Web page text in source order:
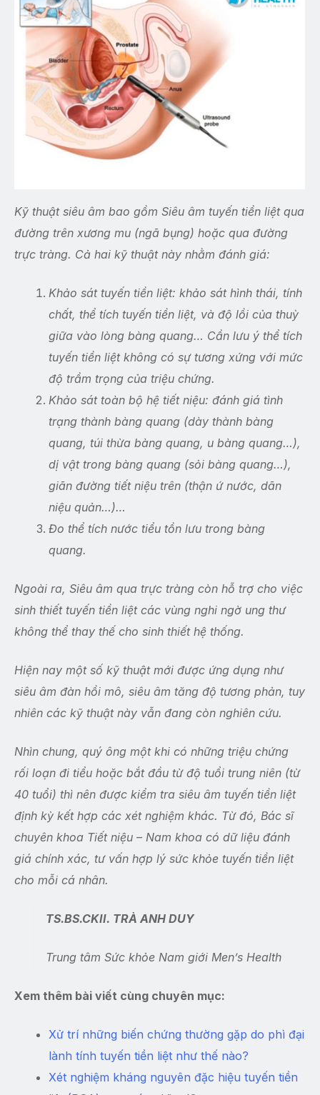
Kỹ thuật siêu âm bao gồm Siêu âm tuyến tiền liệt qua
đường trên xương mu (ngã bụng) hoặc qua đường
trực tràng. Cả hai kỹ thuật này nhằm đánh giá:
Khảo sát tuyến tiền liệt: khảo sát hình thái, tính
chất, thể tích tuyến tiền liệt, và độ lồi của thuỳ
giữa vào lòng bàng quang… Cần lưu ý thể tích
tuyến tiền liệt không có sự tương xứng với mức
độ trầm trọng của triệu chứng.
Khảo sát toàn bộ hệ tiết niệu: đánh giá tình
trạng thành bàng quang (dày thành bàng
quang, túi thừa bàng quang, u bàng quang…),
dị vật trong bàng quang (sỏi bàng quang…),
giãn đường tiết niệu trên (thận ứ nước, dãn
niệu quản…)…
Đo thể tích nước tiểu tồn lưu trong bàng
quang.
Ngoài ra, Siêu âm qua trực tràng còn hỗ trợ cho việc
sinh thiết tuyến tiền liệt các vùng nghi ngờ ung thư
không thể thay thế cho sinh thiết hệ thống.
Hiện nay một số kỹ thuật mới được ứng dụng như
siêu âm đàn hồi mô, siêu âm tăng độ tương phản, tuy
nhiên các kỹ thuật này vẫn đang còn nghiên cứu.
Nhìn chung, quý ông một khi có những triệu chứng
rối loạn đi tiểu hoặc bắt đầu từ độ tuổi trung niên (từ
40 tuổi) thì nên được kiểm tra siêu âm tuyến tiền liệt
định kỳ kết hợp các xét nghiệm khác. Từ đó, Bác sĩ
chuyên khoa Tiết niệu – Nam khoa có dữ liệu đánh
giá chính xác, tư vấn hợp lý sức khỏe tuyến tiền liệt
cho mỗi cá nhân.
TS.BS.CKII. TRÀ ANH DUY
Trung tâm Sức khỏe Nam giới Men’s Health
Xem thêm bài viết cùng chuyên mục:
Xử trí những biến chứng thường gặp do phì đại
lành tính tuyến tiền liệt như thế nào?
Xét nghiệm kháng nguyên đặc hiệu tuyến tiền